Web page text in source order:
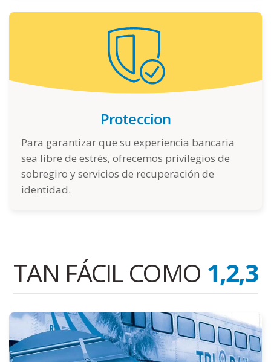
Proteccion
Para garantizar que su experiencia bancaria
sea libre de estrés, ofrecemos privilegios de
sobregiro y servicios de recuperación de
identidad.
TAN FÁCIL COMO 1,2,3